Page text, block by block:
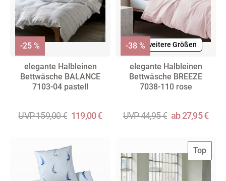
elegante Halbleinen
Bettwäsche BALANCE
7103-04 pastell
UVP 159,00 € 119,00 €
-25 % + weitere Größen
elegante Halbleinen
Bettwäsche BREEZE
7038-110 rose
UVP 44,95 € ab 27,95 €
-38 %
Top